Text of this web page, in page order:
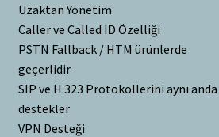
Uzaktan Yönetim
Caller ve Called ID Özelliği
PSTN Fallback / HTM ürünlerde
geçerlidir
SIP ve H.323 Protokollerini aynı anda
destekler
VPN Desteği